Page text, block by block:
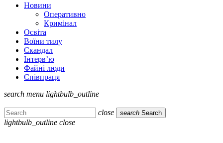
Новини
Оперативно
Кримінал
Освіта
Воїни тилу
Скандал
Інтерв’ю
Файні люди
Співпраця
search menu lightbulb_outline
close search Search
lightbulb_outline close